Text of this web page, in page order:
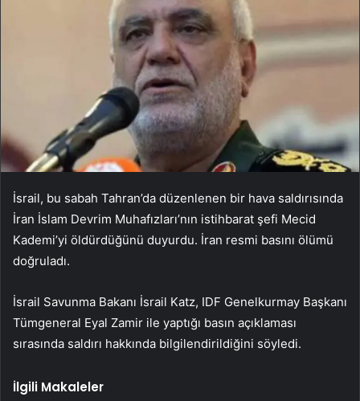
İsrail, bu sabah Tahran’da düzenlenen bir hava saldırısında
İran İslam Devrim Muhafızları’nın istihbarat şefi Mecid
Kademi’yi öldürdüğünü duyurdu. İran resmi basını ölümü
doğruladı.
İsrail Savunma Bakanı İsrail Katz, IDF Genelkurmay Başkanı
Tümgeneral Eyal Zamir ile yaptığı basın açıklaması
sırasında saldırı hakkında bilgilendirildiğini söyledi.
İlgili Makaleler